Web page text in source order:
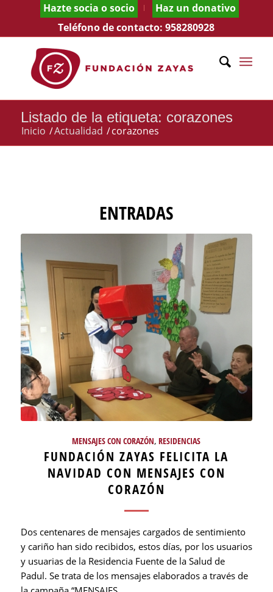
Hazte socia o socio
Haz un donativo
Teléfono de contacto:958280928
Listado de la etiqueta: corazones
Inicio /Actualidad /corazones
ENTRADAS
MENSAJES CON CORAZÓN,RESIDENCIAS
FUNDACIÓN ZAYAS FELICITA LA
NAVIDAD CON MENSAJES CON
CORAZÓN
Dos centenares de mensajes cargados de sentimiento
y cariño han sido recibidos, estos días, por los usuarios
y usuarias de la Residencia Fuente de la Salud de
Padul. Se trata de los mensajes elaborados a través de